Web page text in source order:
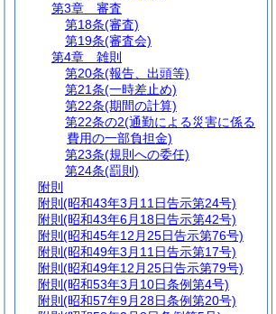
第3章
審査
第18条(審査)
第19条(審査会)
第4章
雑則
第20条(報告、出頭等)
第21条(一時差止め)
第22条(期間の計算)
第22条の2(通勤による災害に係る
費用の一部負担金)
第23条(規則への委任)
第24条(罰則)
附則
附則 (昭和43年3月11日告示第24号)
附則 (昭和43年6月18日告示第42号)
附則 (昭和45年12月25日告示第76号)
附則 (昭和49年3月11日告示第17号)
附則 (昭和49年12月25日告示第79号)
附則 (昭和53年3月10日条例第4号)
附則 (昭和57年9月28日条例第20号)